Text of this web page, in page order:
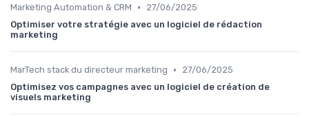
Marketing Automation & CRM •
27/06/2025
Optimiser votre stratégie avec un logiciel de rédaction
marketing
MarTech stack du directeur marketing •
27/06/2025
Optimisez vos campagnes avec un logiciel de création de
visuels marketing